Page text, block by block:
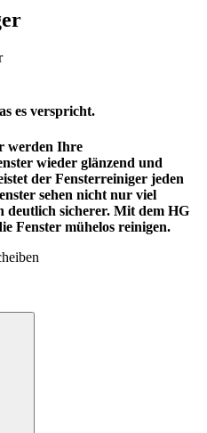
es verspricht.
werden Ihre
wieder glänzend und
der Fensterreiniger jeden
sehen nicht nur viel
deutlich sicherer. Mit dem HG
Fenster mühelos reinigen.